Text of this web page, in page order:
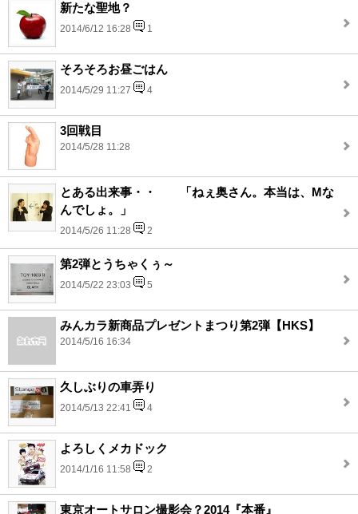
新たな聖地？
2014/6/12 16:28 1
そろそろお昼ごはん
2014/5/29 11:27 4
3回戦目
2014/5/28 11:28
とある出来事・・ 「ねぇ奥さん。本当は、Mな
んでしょ。」
2014/5/26 11:28 2
第2弾とうちゃくぅ～
2014/5/22 23:03 5
みんカラ新商品プレゼントまつり第2弾【HKS】
2014/5/16 16:34
久しぶりの車弄り
2014/5/13 22:41 4
よろしくメカドック
2014/1/16 11:58 2
東京オートサロン撮影会？2014『本番』